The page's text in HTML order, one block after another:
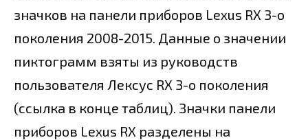
значков на панели приборов Lexus RX 3-о
поколения 2008-2015. Данные о значении
пиктограмм взяты из руководств
пользователя Лексус RX 3-о поколения
(ссылка в конце таблиц). Значки панели
приборов Lexus RX разделены на